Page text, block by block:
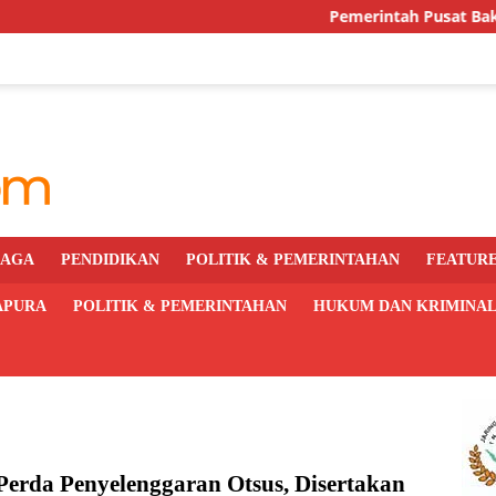
Pemerintah Pusat Bakal Libatkan
PENDIDIKAN POLITIK & PEMERINTAHAN
POLITIK & PEMERINTAHAN HUKUM DAN KRIMINAL
Penyelenggaran Otsus, Disertakan